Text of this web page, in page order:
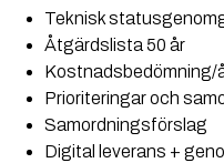
Teknisk
Åtgärdslista 50 år
Kostnadsbedömning/
Prioriteringar och
Samordningsförslag
Digital leverans +